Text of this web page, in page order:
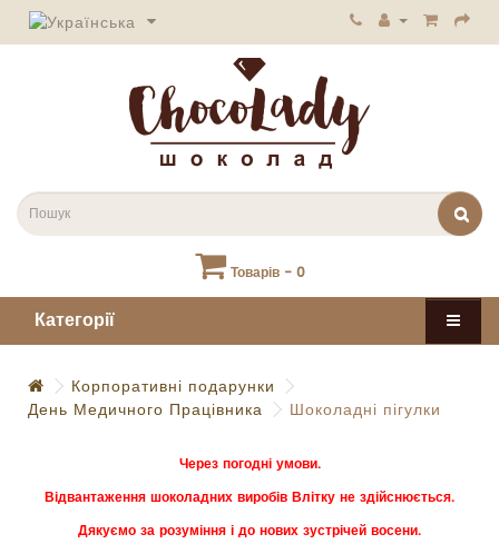
Товарів - 0
Категорії
Корпоративні подарунки
День Медичного Працівника
Шоколадні пігулки
Через погодні умови.
Відвантаження шоколадних виробів Влітку не здійснюється.
Дякуємо за розуміння і до нових зустрічей восени.